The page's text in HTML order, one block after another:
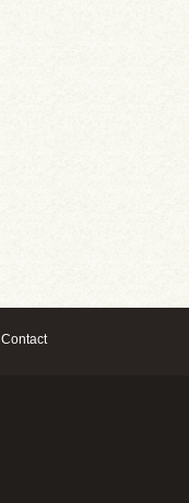
Contact